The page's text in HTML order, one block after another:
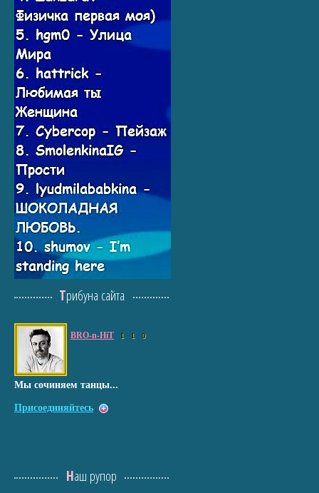
Трибуна сайта
BRO-n-HiT 1 1 0
Мы сочиняем танцы...
Присоединяйтесь
Наш рупор